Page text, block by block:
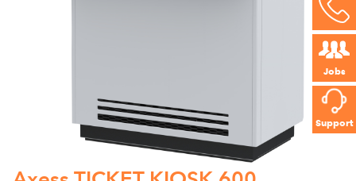
Jobs
Support